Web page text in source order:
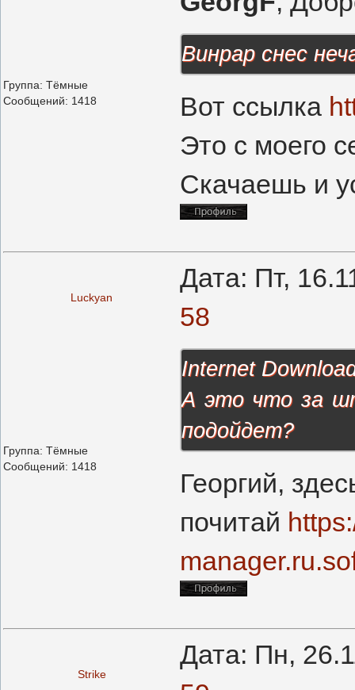
Группа: Тёмные
Сообщений: 1418
Винрар снес
Вот ссылка
Это с моего
Скачаешь и
Luckyan
Дата: Пт,
58
Группа: Тёмные
Сообщений: 1418
Internet
А это что за
подойдет?
Георгий,
почитай
Strike
Дата: Пн,